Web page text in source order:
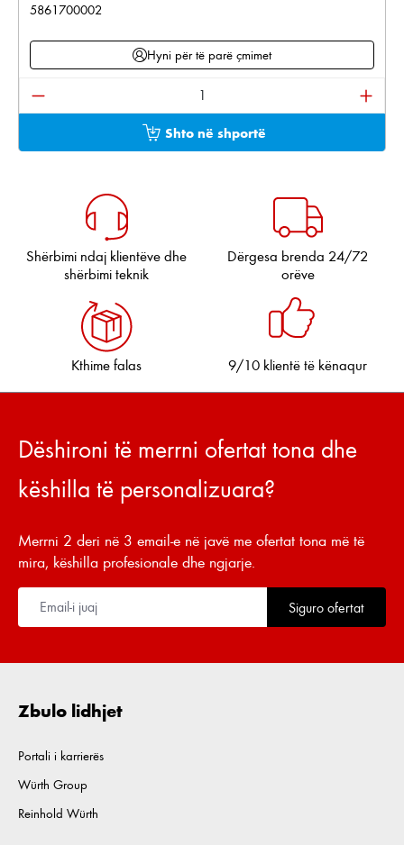
5861700002
Hyni për të parë çmimet
Sasia e produktit: Shkruani sasinë e dëshiruar
Shto në shportë
Shërbimi ndaj klientëve dhe
shërbimi teknik
Dërgesa brenda 24/72
orëve
Kthime falas 9/10 klientë të kënaqur
Dëshironi të merrni ofertat tona dhe
këshilla të personalizuara?
Merrni 2 deri në 3 email-e në javë me ofertat tona më të
mira, këshilla profesionale dhe ngjarje.
Siguro ofertat
Zbulo lidhjet
Portali i karrierës
Würth Group
Reinhold Würth